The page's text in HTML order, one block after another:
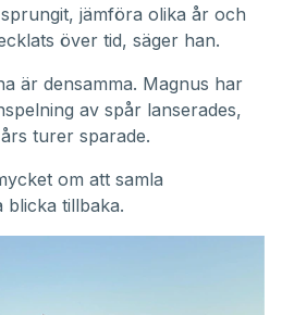
jämföra olika år och
över tid, säger han.
är densamma. Magnus har
av spår lanserades,
turer sparade.
om att samla
tillbaka.